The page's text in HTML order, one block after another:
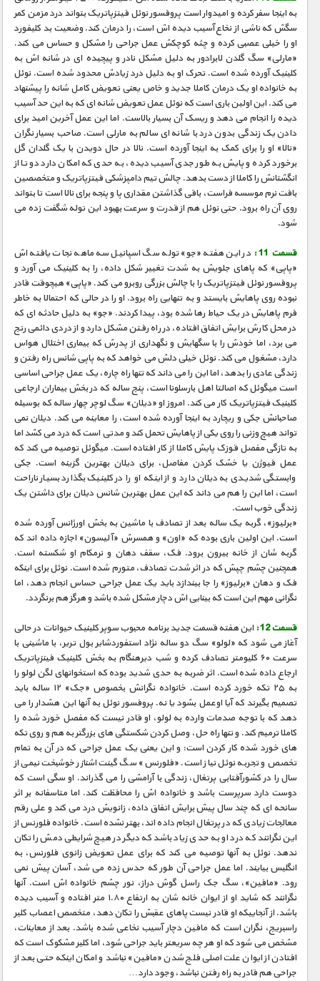
به اینجا سفر کرده و امیدوار است پروفسور نوئل فیتزپاتریک بتواند درد مزمن کمر
سگش که ناشی از نخاع آسیب دیده اش است، را درمان کند. وضعیت بد کلیفورد
او را خیلی عصبی کرده و چثه کوچکش عمل جراحی را مشکل و حساس می کند.
«مارلی» سگ گلدن لابرادور به دلیل مشکل نادر و پیچیده ای در شانه اش به
کلینیک آورده شده است. تحرک او به دلیل درد زیادش محدود شده است. نوئل
به خانواده او یک درمان کاملا جدید و خاص یعنی تعویض کامل شانه را پیشنهاد
می کند. این اولین باری است که نوئل عمل تعویض شانه ای که به این حد آسیب
دیده را انجام می دهد و ریسک آن بسیار بالاست. اما این عمل آخرین امید برای
دادن یک زندگی بدون درد با شانه ای سالم به مارلی است. صاحب بسیار نگران
«نالا» او را برای کمک به اینجا آورده است. نالا در حال دویدن با یک گلدان گل
برخورد کرده و پایش به طور جدی آسیب دیده، به حدی که امکان دارد دو تا از
انگشتانش را کاملا از دست بدهد. چالش تیم دامپزشکی فیتزپاتریک و متخصصین
بافت نرم موسسه فراست، باقی گذاشتن مقداری پا و پنجه برای نالا است تا بتواند
روی آن راه برود. حتی نوئل هم از قدرت و سرعت بهبود این توله شگفت زده می
شود.
قسمت 11 :
در این هفته «جو» توله سگ اسپانیل سه ماهه نجات یافته اش
«پاپی» که پاهای جلویش به شدت تغییر شکل داده، را به کلینیک می آورد و
پروفسور نوئل فیتزپاتریک را با چالش بزرگی روبرو می کند. «پاپی» هیچوقت قادر
نبوده روی پاهایش بایستد و به تنهایی راه برود. او را در حالی که احتمالا به خاطر
فرم پاهایش در یک حیاط رها شده بود، پیدا کردند. «جو» به دلیل حادثه ای که
در محل کارش برایش اتفاق افتاده، در راه رفتن مشکل دارد و از دردی دائمی رنج
می برد، اما خودش را با سگهایش و نگهداری از پدرش که بیماری اختلال هواس
دارد، مشغول می کند. نوئل خیلی دلش می خواهد که به پاپی شانس راه رفتن و
زندگی عادی را بدهد، اما این را می داند که تنها راه چاره، یک عمل جراحی اساسی
است میگوئل که اصالتا اهل بارسلونا است، پنج ساله که در بخش بیماران ارجاعی
کلینیک فیتزپاتریک کار می کند. امروز او «دیلان» سگ لوچر چهار ساله که بوسیله
صاحبانش جکی و ریچارد به اینجا آورده شده است، را معاینه می کند. دیلان نمی
تواند هیچ وزنی را روی یکی از پاهایش تحمل کند و مدتی است که درد می کشد اما
به تازگی مفصل قوزک پایش کاملا از کار افتاده است. میگوئل توصیه می کند که
عمل فیوژن یا خشک کردن مفاصل، برای دیلان بهترین گزینه است. جکی
وابستگی شدیدی به دیلان دارد و از اینکه او را در کلینیک بگذارد بسیار ناراحت
است، اما این را هم می داند که این عمل بهترین شانس دیلان برای داشتن یک
زندگی خوب است.
«برلیوز»، گربه یک ساله بعد از تصادف با ماشین به بخش اورژانس آورده شده
است. این اولین باری بوده که «اون» و همسرش «آلیسون» اجازه داده اند که
گربه شان از خانه بیرون برود. فک، سقف دهان و نرمکام او شکسته است.
همچنین چشم چپش که در اثر شدت تصادف، متورم شده است. نوئل برای اینکه
فک و دهان «برلیوز» را جا بیندازد باید یک عمل جراحی حساس انجام دهد، اما
نگرانی مهم این است که بینایی اش دچار مشکل شده باشد و هرگز هم برنگردد.
قسمت 12 :
این هفته قسمت جدید برنامه محبوب سوپر کلینیک حیوانات در حالی
آغاز می شود که «لولو» سگ دو ساله نژاد استفوردشایر بول تریر، با ماشینی با
سرعت ۶۰ کلیومتر تصادف کرده و شب دیرهنگام به بخش کلینیک فینزپاتریک
ارجاع داده شده است. اثر ضربه به حدی شدید بوده که استخوانهای لگن لولو را
به ۲۵ تکه خورد کرده است. خانواده نگرانش بخصوص «جک» ۱۲ ساله باید
تصمیم بگیرند که آیا اوعمل بشود یا نه. پروفسور نوئل به آنها این هشدار را می
دهد که با توجه صدمات وارده به لولو، او قادر نیست که مفصل خورد شده را
کاملا ترمیم کند. و تنها راه حل، وصل کردن شکستگی های بزرگتر به هم و روی تکه
های خورد شده کار کردن است: و این یعنی یک عمل جراحی که در آن به تمام
تخصص و تجربه نوئل نیاز است. «فلورنس» سگ گینت اشنازر خوشبخت نیمی از
سال را در کشورآفتابی پرتغال، زندگی با آرامشی را می گذراند. او سگی است که
دوست دارد سرپرست باشد و خانواده اش را محافظت کند. اما متاسفانه بر اثر
سانحه ای که چند سال پیش برایش اتفاق داده، زانویش درد می کند و علی رقم
معالجات زیادی که در پرتغال انجام داده اند، بهتر نشده است. خانواده فلورنس از
این نگرانند که درد او به حدی زیاد باشد که دیگر در هیچ شرایطی دمش را تکان
ندهد. نوئل به آنها توصیه می کند که برای عمل تعویض زانوی فلورنس، به
انگلیس بیایند. اما عمل جراحی آن طور که حدس زده می شد، آسان پیش نمی
رود. «مافین»، سگ جک راسل گوش دراز، نور چشم خانواده اش است. آنها
نگرانند که شاید او از ایوان خانه شان به ارتفاع ۱.۸۰ متر افتاده و آسیب دیده
باشد. از آنجاییکه او قادر نیست پاهای عقبش را تکان دهد، متخصص اعصاب کلیر
راسبریج، نگران است که مافین دچار آسیب نخاعی شده باشد. بعد از معاینات،
مشخص می شود که او هر چه سریعتر باید جراحی شود، اما کلیر مشکوک است که
افتادن از ایوان علت اصلی فلج شدن «مافین» نباشد و امکان اینکه حتی بعد از
جراحی هم قادر به راه رفتن نباشد، وجود دارد…